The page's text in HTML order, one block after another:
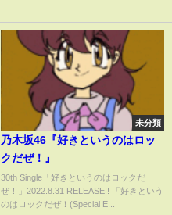
未分類
乃木坂46『好きというのはロッ
クだぜ！』
30th Single「好きというのはロックだ
ぜ！」2022.8.31 RELEASE!! 「好きという
のはロックだぜ！(Special E...